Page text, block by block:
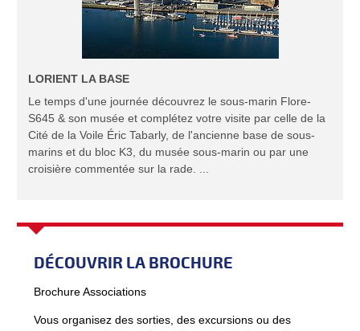
LORIENT LA BASE
Le temps d'une journée découvrez le sous-marin Flore-
S645 & son musée et complétez votre visite par celle de la
Cité de la Voile Éric Tabarly, de l'ancienne base de sous-
marins et du bloc K3, du musée sous-marin ou par une
croisière commentée sur la rade. ...
DÉCOUVRIR LA BROCHURE
Brochure Associations
Vous organisez des sorties, des excursions ou des